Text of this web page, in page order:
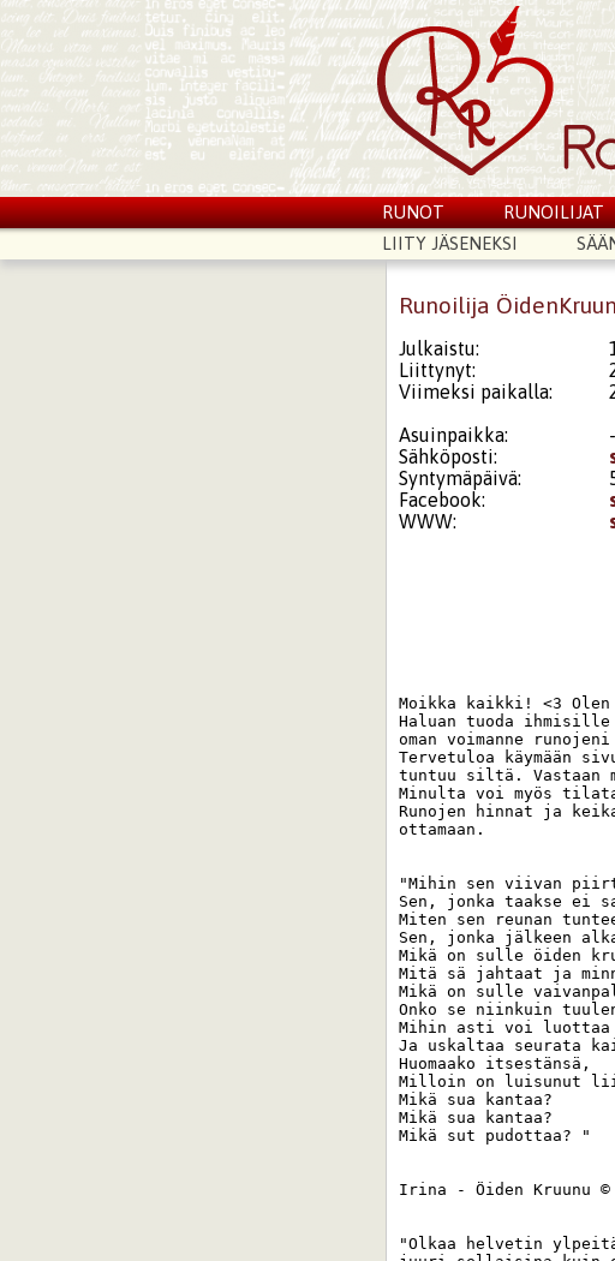
RUNOT RUNOILIJAT
LIITY JÄSENEKSI
Runoilija
Julkaistu:
Liittynyt:
Viimeksi paikalla:
Asuinpaikka:
-
Sähköposti:
Syntymäpäivä:
Facebook:
WWW:
Moikka kaikki! <3
Haluan tuoda
oman voimanne
Tervetuloa käymään
tuntuu siltä.
Minulta voi myös
Runojen hinnat ja
ottamaan.
"Mihin sen viivan
Sen, jonka taakse ei
Miten sen reunan
Sen, jonka jälkeen
Mikä on sulle öiden
Mitä sä jahtaat ja
Mikä on sulle
Onko se niinkuin
Mihin asti voi luottaa
Ja uskaltaa seurata
Huomaako itsestänsä,
Milloin on luisunut
Mikä sua kantaa?
Mikä sua kantaa?
Mikä sut pudottaa? "
Irina - Öiden Kruunu ©
"Olkaa helvetin